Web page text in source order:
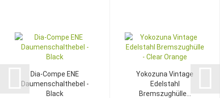
Dia-Compe ENE
Daumenschalthebel -
Black
Yokozuna Vintage
Edelstahl
Bremszughülle...